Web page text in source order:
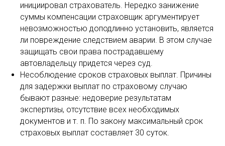
инициировал страхователь. Нередко занижение
суммы компенсации страховщик аргументирует
невозможностью доподлинно установить, является
ли повреждение следствием аварии. В этом случае
защищать свои права пострадавшему
автовладельцу придется через суд.
Несоблюдение сроков страховых выплат. Причины
для задержки выплат по страховому случаю
бывают разные: недоверие результатам
экспертизы, отсутствие всех необходимых
документов и т. п. По закону максимальный срок
страховых выплат составляет 30 суток.